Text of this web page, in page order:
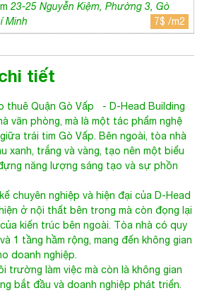
23-25 Nguyễn Kiệm, Phường 3, Gò
Minh
7$ /m2
tiết
thuê Quận Gò Vấp - D-Head Building
văn phòng, mà là một tác phẩm nghệ
trái tim Gò Vấp. Bên ngoài, tòa nhà
xanh, trắng và vàng, tạo nên một biểu
năng lượng sáng tạo và sự phồn
chuyên nghiệp và hiện đại của D-Head
ở nội thất bên trong mà còn đọng lại
kiến trúc bên ngoài. Tòa nhà có quy
1 tầng hầm rộng, mang đến không gian
doanh nghiệp.
trường làm việc mà còn là không gian
bắt đầu và doanh nghiệp phát triển.